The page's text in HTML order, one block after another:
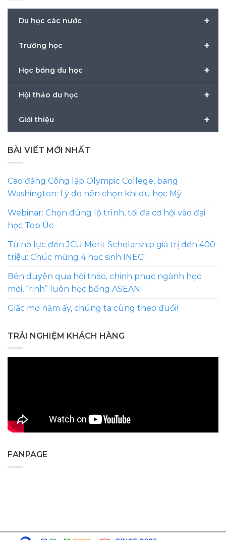
+
Du học các nước
+
Trường học
+
Học bổng du học
+
Hội thảo du học
+
Giới thiệu
BÀI VIẾT MỚI NHẤT
Cao đẳng Công lập Olympic College, bang
Washington: Lý do nên chọn khi du học Mỹ
Webinar: Chọn đúng lộ trình, tối đa cơ hội vào đại
học Top Úc
Từ nỗ lực đến JCU Merit Scholarship giá trị đến 400
triệu: Chúc mừng 4 học sinh INEC!
Bén duyên qua hội thảo, chinh phục ngành học
mới, “rinh” luôn học bổng ASEAN!
Giấc mơ năm ấy, chúng ta cùng theo đuổi!
TRẢI NGHIỆM KHÁCH HÀNG
FANPAGE